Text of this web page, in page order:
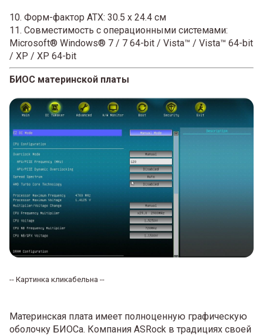
10. Форм-фактор ATX: 30.5 x 24.4 см
11. Совместимость с операционными системами:
Microsoft® Windows® 7 / 7 64-bit / Vista™ / Vista™ 64-bit
/ XP / XP 64-bit
БИОС материнской платы
-- Картинка кликабельна --
Материнская плата имеет полноценную графическую
оболочку БИОСа. Компания ASRock в традициях своей